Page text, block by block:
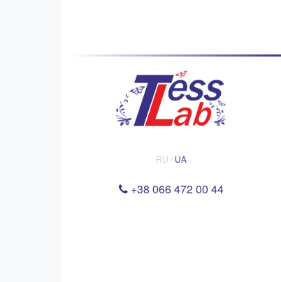
RU / UA
+38 066 472 00 44